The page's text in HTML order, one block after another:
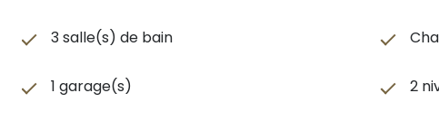
3 salle(s) de bain
1 garage(s) 2